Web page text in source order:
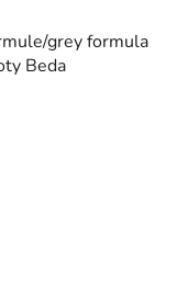
grey formula
Beda